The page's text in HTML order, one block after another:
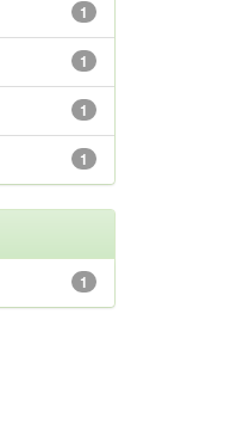
1
1
1
1
1